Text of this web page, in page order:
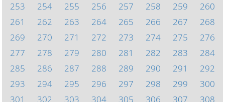
253
254 255 256 257 258 259
260
261
262 263 264 265 266 267
268
269
270 271 272 273 274 275
276
277
278 279 280 281 282 283
284
285
286 287 288 289 290 291
292
293
294 295 296 297 298 299
300
301
302 303 304 305 306 307
308